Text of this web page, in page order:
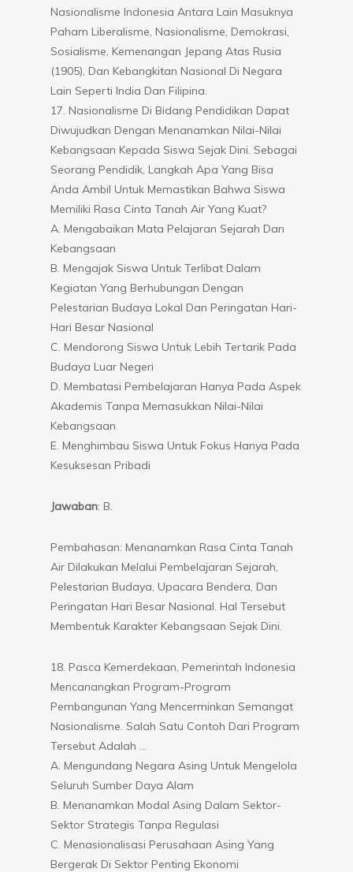
Nasionalisme Indonesia Antara Lain Masuknya
Paham Liberalisme, Nasionalisme, Demokrasi,
Sosialisme, Kemenangan Jepang Atas Rusia
(1905), Dan Kebangkitan Nasional Di Negara
Lain Seperti India Dan Filipina.
17. Nasionalisme Di Bidang Pendidikan Dapat
Diwujudkan Dengan Menanamkan Nilai-Nilai
Kebangsaan Kepada Siswa Sejak Dini. Sebagai
Seorang Pendidik, Langkah Apa Yang Bisa
Anda Ambil Untuk Memastikan Bahwa Siswa
Memiliki Rasa Cinta Tanah Air Yang Kuat?
A. Mengabaikan Mata Pelajaran Sejarah Dan
Kebangsaan
B. Mengajak Siswa Untuk Terlibat Dalam
Kegiatan Yang Berhubungan Dengan
Pelestarian Budaya Lokal Dan Peringatan Hari-
Hari Besar Nasional
C. Mendorong Siswa Untuk Lebih Tertarik Pada
Budaya Luar Negeri
D. Membatasi Pembelajaran Hanya Pada Aspek
Akademis Tanpa Memasukkan Nilai-Nilai
Kebangsaan
E. Menghimbau Siswa Untuk Fokus Hanya Pada
Kesuksesan Pribadi
Jawaban: B.
Pembahasan: Menanamkan Rasa Cinta Tanah
Air Dilakukan Melalui Pembelajaran Sejarah,
Pelestarian Budaya, Upacara Bendera, Dan
Peringatan Hari Besar Nasional. Hal Tersebut
Membentuk Karakter Kebangsaan Sejak Dini.
18. Pasca Kemerdekaan, Pemerintah Indonesia
Mencanangkan Program-Program
Pembangunan Yang Mencerminkan Semangat
Nasionalisme. Salah Satu Contoh Dari Program
Tersebut Adalah …
A. Mengundang Negara Asing Untuk Mengelola
Seluruh Sumber Daya Alam
B. Menanamkan Modal Asing Dalam Sektor-
Sektor Strategis Tanpa Regulasi
C. Menasionalisasi Perusahaan Asing Yang
Bergerak Di Sektor Penting Ekonomi